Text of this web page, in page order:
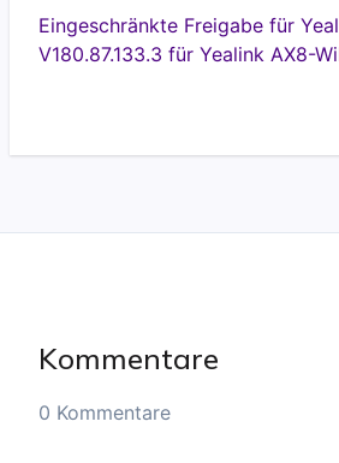
Eingeschränkte Freigabe für
V180.87.133.3 für Yealink AX8-
Kommentare
0 Kommentare